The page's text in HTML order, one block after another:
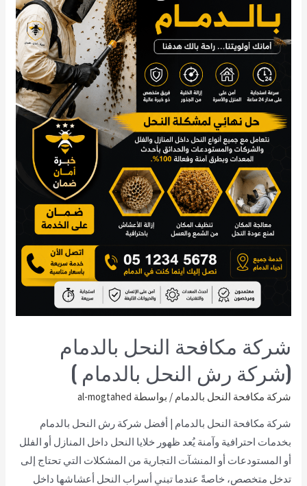
شركة مكافحة النحل بالدمام
(شركة رش النحل بالدمام )
شركة مكافحة النحل بالدمام / بواسطة al-mogtahed
شركة مكافحة النحل بالدمام | أفضل شركة رش النحل بالدمام
بخدمات احترافية وآمنة يُعد ظهور خلايا النحل داخل المنازل أو الفلل
أو المستودعات أو المنشآت التجارية من المشكلات التي تحتاج إلى
تدخل متخصص، خاصةً عندما تبني أسراب النحل أعشاشها داخل